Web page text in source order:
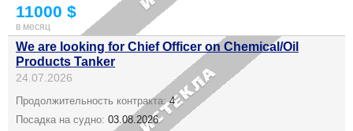
11000 $
в месяц
We are looking for Chief Officer on Chemical/Oil
Products Tanker
24.07.2026
Продолжительность контракта:4
Посадка на судно: 03.08.2026